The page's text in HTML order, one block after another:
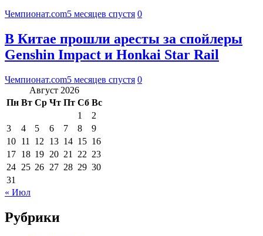
Чемпионат.com5 месяцев спустя 0
В Китае прошли аресты за спойлеры
Genshin Impact и Honkai Star Rail
Чемпионат.com5 месяцев спустя 0
Август 2026
Пн Вт Ср Чт Пт Сб Вс
1
2
3
4 5 6 7 8
9
10 11 12 13 14 15 16
17 18 19 20 21 22 23
24 25 26 27 28 29 30
31
« Июл
Рубрики